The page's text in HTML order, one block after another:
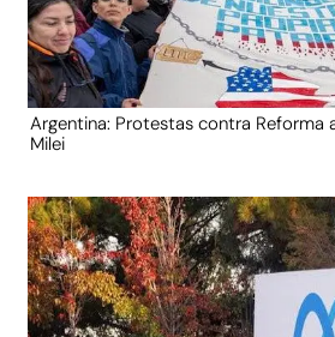
Argentina: Protestas contra Reforma
Milei